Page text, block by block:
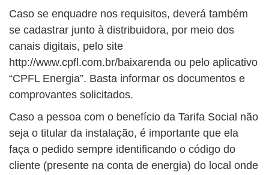
Caso se enquadre nos requisitos, deverá também
se cadastrar junto à distribuidora, por meio dos
canais digitais, pelo site
http://www.cpfl.com.br/baixarenda ou pelo aplicativo
“CPFL Energia”. Basta informar os documentos e
comprovantes solicitados.
Caso a pessoa com o benefício da Tarifa Social não
seja o titular da instalação, é importante que ela
faça o pedido sempre identificando o código do
cliente (presente na conta de energia) do local onde